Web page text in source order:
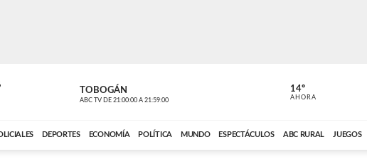
TOBOGÁN
ABC TV DE 21:00:00 A 21:59:00 ABC CARDINAL
14º
AHORA
DEPORTES ECONOMÍA POLÍTICA MUNDO ESPECTÁCULOS ABC RURAL JUEGOS